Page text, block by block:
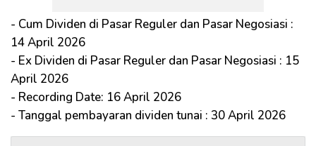
- Cum Dividen di Pasar Reguler dan Pasar Negosiasi :
14 April 2026
- Ex Dividen di Pasar Reguler dan Pasar Negosiasi : 15
April 2026
- Recording Date: 16 April 2026
- Tanggal pembayaran dividen tunai : 30 April 2026